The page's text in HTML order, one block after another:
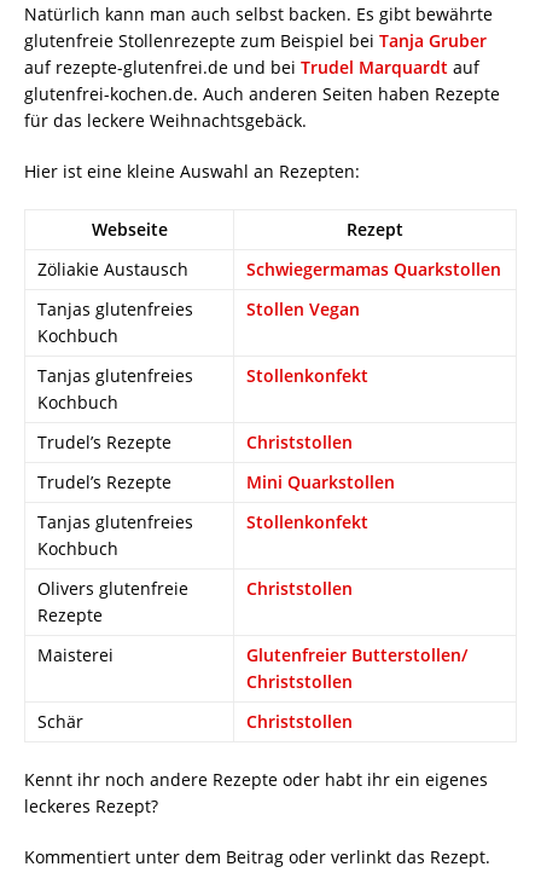
Natürlich kann man auch selbst backen. Es gibt bewährte
glutenfreie Stollenrezepte zum Beispiel bei Tanja Gruber
auf rezepte-glutenfrei.de und bei Trudel Marquardt auf
glutenfrei-kochen.de. Auch anderen Seiten haben Rezepte
für das leckere Weihnachtsgebäck.
Hier ist eine kleine Auswahl an Rezepten:
Webseite
Rezept
Zöliakie Austausch
Schwiegermamas Quarkstollen
Tanjas glutenfreies
Kochbuch
Stollen Vegan
Tanjas glutenfreies
Kochbuch
Stollenkonfekt
Trudel’s Rezepte
Christstollen
Trudel’s Rezepte
Mini Quarkstollen
Tanjas glutenfreies
Kochbuch
Stollenkonfekt
Olivers glutenfreie
Rezepte
Christstollen
Maisterei
Glutenfreier Butterstollen/
Christstollen
Schär
Christstollen
Kennt ihr noch andere Rezepte oder habt ihr ein eigenes
leckeres Rezept?
Kommentiert unter dem Beitrag oder verlinkt das Rezept.